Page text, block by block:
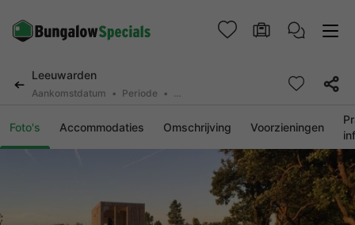
Leeuwarden
Aankomstdatum Periode 2 personen, 0 huisdier
Foto's Accommodaties Omschrijving Voorzieningen